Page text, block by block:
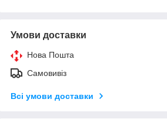
Умови доставки
Нова Пошта
Самовивіз
Всі умови доставки